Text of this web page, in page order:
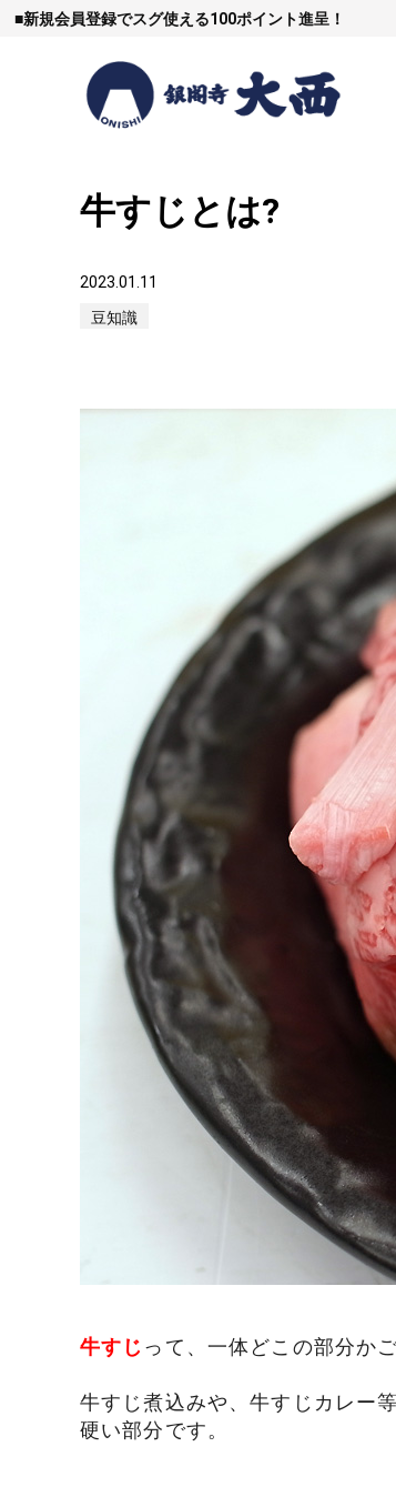
■新規会員登録でスグ使える100ポイント進呈！
牛すじとは?
2023.01.11
豆知識
牛すじ って、一体どこの部分か
牛すじ煮込みや、牛すじカレー
硬い部分です。